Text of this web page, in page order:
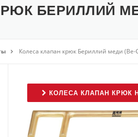
БЕРИЛЛИЙ
Колеса клапан крюк Бериллий меди (Be-
КОЛЕСА КЛАПАН КРЮК